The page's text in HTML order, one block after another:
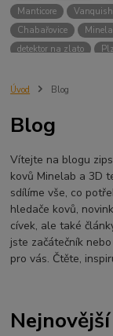
Manticore
Vanquish
Chabařovice
detektor na zlato
Sraz detektorářů
ÚSTÍ NAD LABEM
Jídlo na cesty
Soutěž o detektor
technologie Multi IQ
Úvod Blog
Blog
Vítejte na blogu
kovů Minelab a 3D
sdílíme vše, co
hledače kovů,
cívek, ale také
jste začátečník
pro vás. Čtěte,